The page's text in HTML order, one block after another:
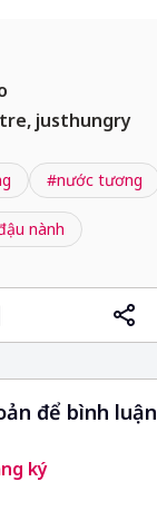
justhungry
#nước tương
nành
để bình luận
ký